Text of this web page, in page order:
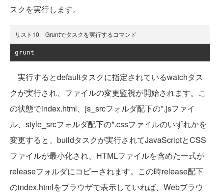
スクを実行します。
リスト10 Gruntでタスクを実行するコマンド
grunt
実行するとdefaultタスクに指定されているwatchタス
クが実行され、ファイルの変更監視が開始されます。こ
の状態でindex.html、js_srcフォルダ配下の*.jsファイ
ル、style_srcフォルダ配下の*.cssファイルのいずれかを
変更すると、buildタスクが実行されてJavaScriptとCSS
ファイルが最小化され、HTMLファイルを含めた一式が
releaseフォルダにコピーされます。この時release配下
のindex.htmlをブラウザで表示していれば、Webブラウ